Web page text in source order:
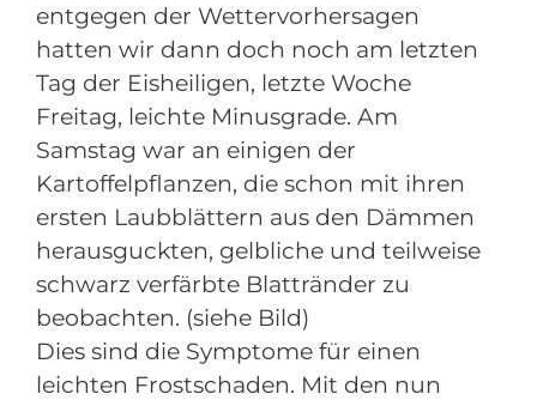
entgegen der Wettervorhersagen
hatten wir dann doch noch am letzten
Tag der Eisheiligen, letzte Woche
Freitag, leichte Minusgrade. Am
Samstag war an einigen der
Kartoffelpflanzen, die schon mit ihren
ersten Laubblättern aus den Dämmen
herausguckten, gelbliche und teilweise
schwarz verfärbte Blattränder zu
beobachten. (siehe Bild)
Dies sind die Symptome für einen
leichten Frostschaden. Mit den nun